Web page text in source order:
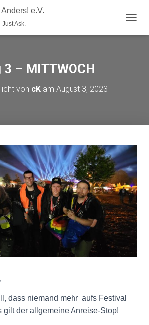
e.V.
Just Ask.
A
C
H
A
L
T
E
N
3 – MITTWOCH
von cK am August 3, 2023
dass niemand mehr aufs Festival
gilt der allgemeine Anreise-Stop!